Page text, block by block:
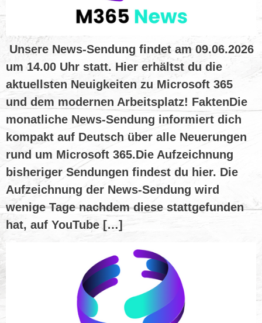
Unsere News-Sendung findet am 09.06.2026
um 14.00 Uhr statt. Hier erhältst du die
aktuellsten Neuigkeiten zu Microsoft 365
und dem modernen Arbeitsplatz! FaktenDie
monatliche News-Sendung informiert dich
kompakt auf Deutsch über alle Neuerungen
rund um Microsoft 365.Die Aufzeichnung
bisheriger Sendungen findest du hier. Die
Aufzeichnung der News-Sendung wird
wenige Tage nachdem diese stattgefunden
hat, auf YouTube […]